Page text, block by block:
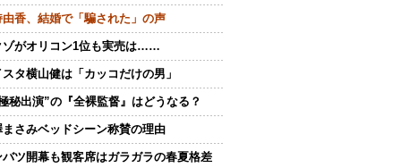
由香、結婚で「騙された」の声
ゾがオリコン1位も実売は……
タ横山健は「カッコだけの男」
秘出演”の『全裸監督』はどうなる？
まさみベッドシーン称賛の理由
バツ開幕も観客席はガラガラの春夏格差